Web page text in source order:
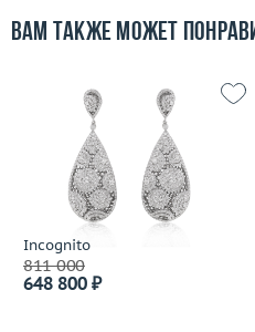
Вам также может
Incognito
811 000
648 800 ₽